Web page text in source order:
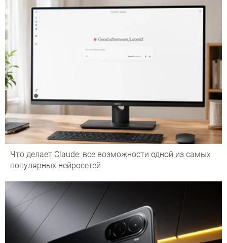
Что делает Сlaude: все возможности одной из самых
популярных нейросетей